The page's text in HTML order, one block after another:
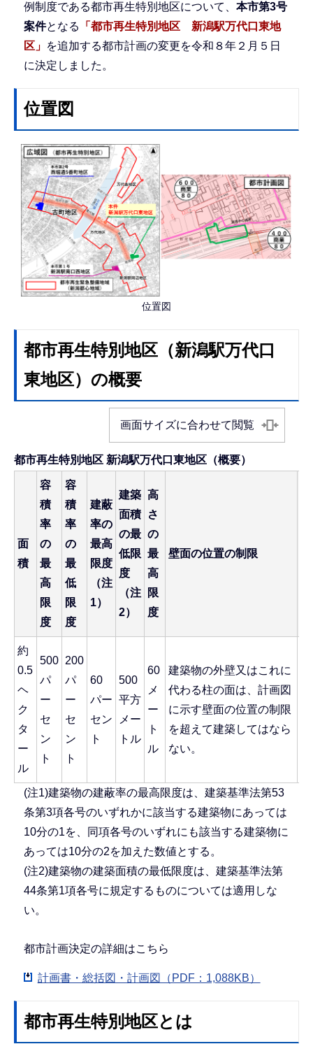
例制度である都市再生特別地区について、 本市第3号
案件となる 「都市再生特別地区 新潟駅万代口東地
区」 を追加する都市計画の変更を令和８年２月５日
に決定しました。
位置図
位置図
都市再生特別地区（新潟駅万代口
東地区）の概要
画面サイズに合わせて閲覧
都市再生特別地区 新潟駅万代口東地区（概要）
面
積
容
積
率
の
最
高
限
度
容
積
率
の
最
低
限
度
建蔽
率の
最高
限度
（注
1）
建築
面積
の最
低限
度
（注
2）
高
さ
の
最
高
限
度
壁面の位置の制限
約
0.5
ヘ
ク
タ
ー
ル
500
パ
ー
セ
ン
ト
200
パ
ー
セ
ン
ト
60
パー
セン
ト
500
平方
メー
トル
60
メ
ー
ト
ル
建築物の外壁又はこれに
代わる柱の面は、計画図
に示す壁面の位置の制限
を超えて建築してはなら
ない。
(注1)建築物の建蔽率の最高限度は、建築基準法第53
条第3項各号のいずれかに該当する建築物にあっては
10分の1を、同項各号のいずれにも該当する建築物に
あっては10分の2を加えた数値とする。
(注2)建築物の建築面積の最低限度は、建築基準法第
44条第1項各号に規定するものについては適用しな
い。
都市計画決定の詳細はこちら
計画書・総括図・計画図（PDF：1,088KB）
都市再生特別地区とは